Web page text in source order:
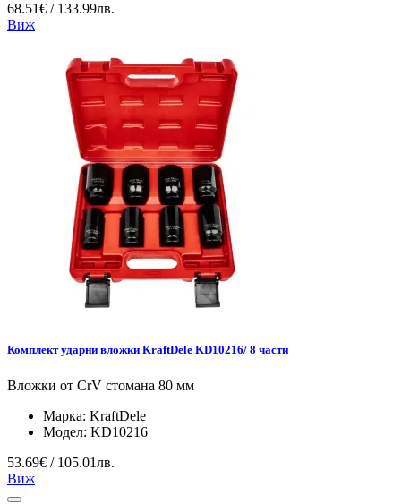
68.51€ / 133.99лв.
Виж
Комплект ударни вложки KraftDele KD10216/ 8 части
Вложки от CrV стомана 80 мм
Марка: KraftDele
Модел: KD10216
53.69€ / 105.01лв.
Виж